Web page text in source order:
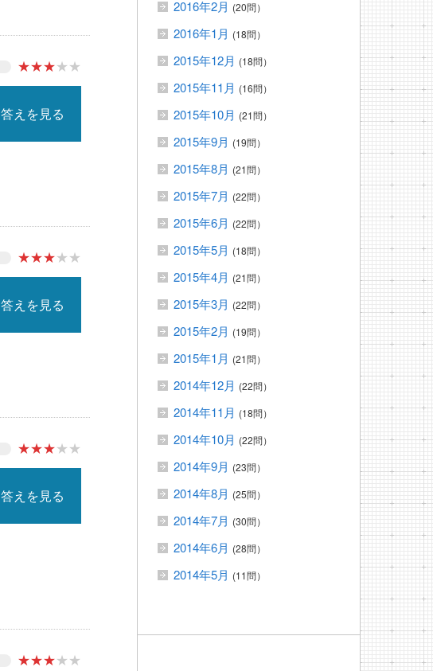
★★★★★
答えを見る
★★★★★
答えを見る
★★★★★
答えを見る
★★★★★
2016年2月 (20問）
2016年1月 (18問）
2015年12月 (18問）
2015年11月 (16問）
2015年10月 (21問）
2015年9月 (19問）
2015年8月 (21問）
2015年7月 (22問）
2015年6月 (22問）
2015年5月 (18問）
2015年4月 (21問）
2015年3月 (22問）
2015年2月 (19問）
2015年1月 (21問）
2014年12月 (22問）
2014年11月 (18問）
2014年10月 (22問）
2014年9月 (23問）
2014年8月 (25問）
2014年7月 (30問）
2014年6月 (28問）
2014年5月 (11問）